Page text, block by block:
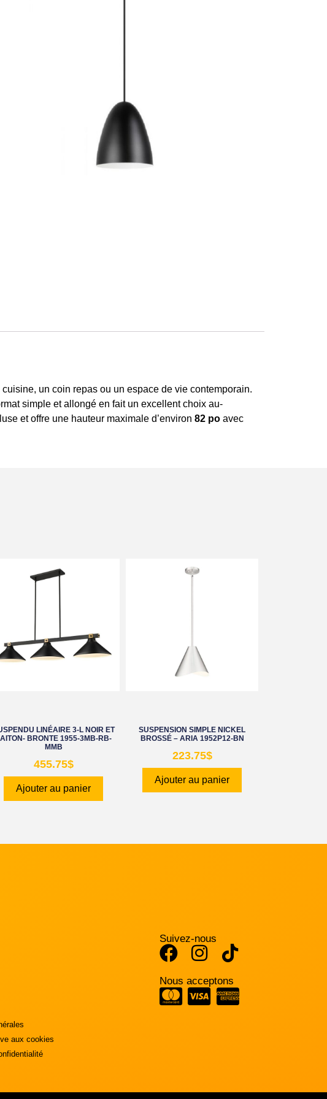
un coin repas ou un espace de vie contemporain.
simple et allongé en fait un excellent choix au-
et offre une hauteur maximale d’environ 82 po avec
LINÉAIRE 3-L NOIR ET
BRONTE 1955-3MB-RB-
MMB
455.75$
Ajouter au panier
SUSPENSION SIMPLE NICKEL
BROSSÉ – ARIA 1952P12-BN
223.75$
Ajouter au panier
aux cookies
Suivez-nous
Nous acceptons